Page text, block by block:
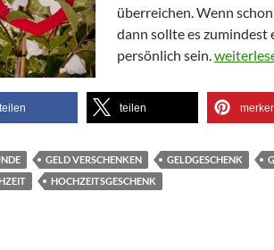
überreichen. Wenn
dann sollte es zumindest
persönlich sein.Kreatives
teilen teilen
GELD VERSCHENKEN GELDGESCHENK
HOCHZEITSGESCHENK